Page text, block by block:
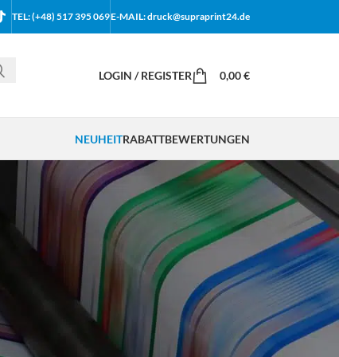
TEL: (+48) 517 395 069E-MAIL: druck@supraprint24.de
LOGIN / REGISTER 0,00€
NEUHEITRABATTBEWERTUNGEN